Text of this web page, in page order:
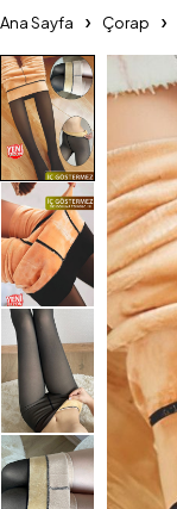
Ana Sayfa Çorap